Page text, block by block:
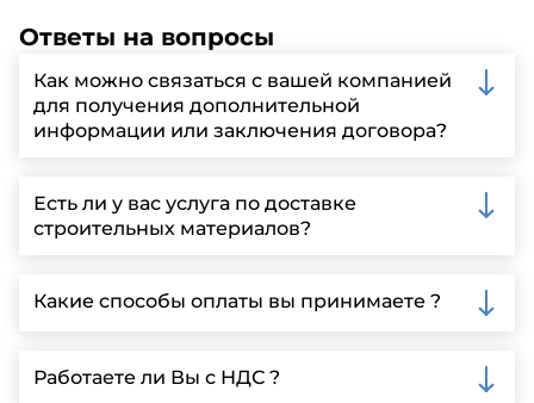
Ответы на вопросы
Как можно связаться с вашей компанией
для получения дополнительной
информации или заключения договора?
запрос через нашу официальную почту или
заполнить форму на нашем сайте для более
детальной информации и организации встречи.
Есть ли у вас услуга по доставке
строительных материалов?
Ленинградской области, у нас собственный
автопарк, для обеспечения быстрой и надежной
Какие способы оплаты вы принимаете ?
включая наличные, банковские переводы,
кредитные карты. Подробную информацию о
Работаете ли Вы с НДС ?